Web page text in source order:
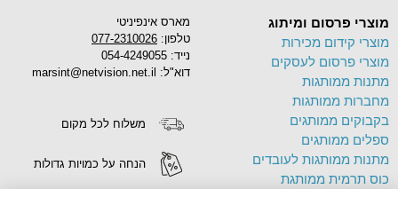
מארס אינפיניטי
טלפון: 077-2310026
נייד: 054-4249055
דוא"ל: marsint@netvision.net.il
משלוח לכל מקום
הנחה על כמויות גדולות
מוצרי פרסום ומיתוג
מוצרי קידום מכירות
מוצרי פרסום לעסקים
מתנות ממותגות
מחברות ממותגות
בקבוקים ממותגים
ספלים ממותגים
מתנות ממותגות לעובדים
כוס תרמית ממותגת